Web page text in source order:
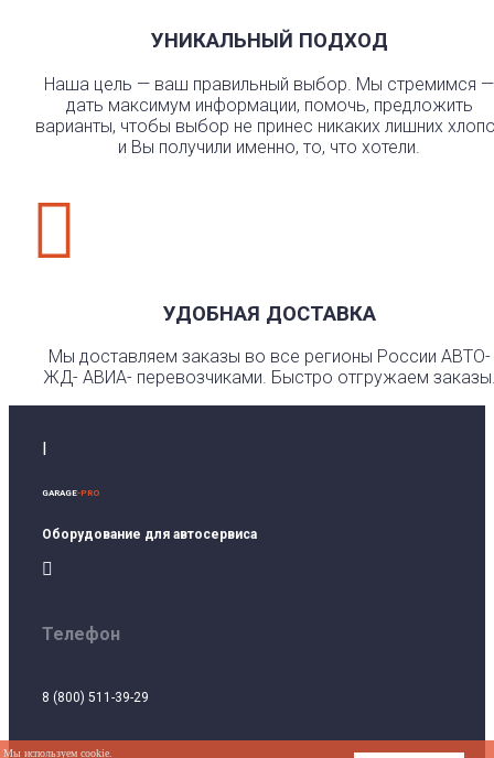
Мы используем cookie.
УНИКАЛЬНЫЙ ПОДХОД
Наша цель — ваш правильный выбор. Мы стремимся —
дать максимум информации, помочь, предложить
варианты, чтобы выбор не принес никаких лишних
и Вы получили именно, то, что хотели.

УДОБНАЯ ДОСТАВКА
Мы доставляем заказы во все регионы России АВТО-
ЖД- АВИА- перевозчиками. Быстро отгружаем
GARAGE-PRO
Оборудование для автосервиса

Телефон
8 (800) 511-39-29